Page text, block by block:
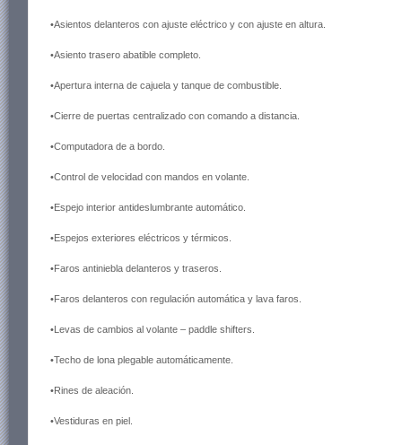
•Asientos delanteros con ajuste eléctrico y con ajuste en altura.
•Asiento trasero abatible completo.
•Apertura interna de cajuela y tanque de combustible.
•Cierre de puertas centralizado con comando a distancia.
•Computadora de a bordo.
•Control de velocidad con mandos en volante.
•Espejo interior antideslumbrante automático.
•Espejos exteriores eléctricos y térmicos.
•Faros antiniebla delanteros y traseros.
•Faros delanteros con regulación automática y lava faros.
•Levas de cambios al volante – paddle shifters.
•Techo de lona plegable automáticamente.
•Rines de aleación.
•Vestiduras en piel.